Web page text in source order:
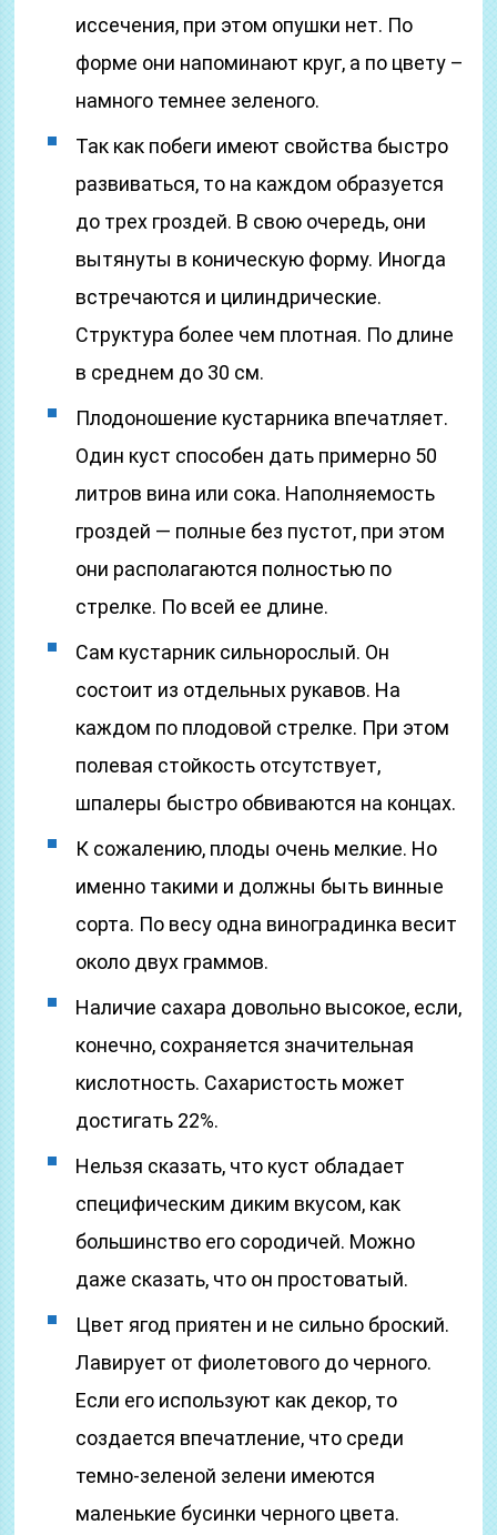
иссечения, при этом опушки нет. По
форме они напоминают круг, а по цвету –
намного темнее зеленого.
Так как побеги имеют свойства быстро
развиваться, то на каждом образуется
до трех гроздей. В свою очередь, они
вытянуты в коническую форму. Иногда
встречаются и цилиндрические.
Структура более чем плотная. По длине
в среднем до 30 см.
Плодоношение кустарника впечатляет.
Один куст способен дать примерно 50
литров вина или сока. Наполняемость
гроздей — полные без пустот, при этом
они располагаются полностью по
стрелке. По всей ее длине.
Сам кустарник сильнорослый. Он
состоит из отдельных рукавов. На
каждом по плодовой стрелке. При этом
полевая стойкость отсутствует,
шпалеры быстро обвиваются на концах.
К сожалению, плоды очень мелкие. Но
именно такими и должны быть винные
сорта. По весу одна виноградинка весит
около двух граммов.
Наличие сахара довольно высокое, если,
конечно, сохраняется значительная
кислотность. Сахаристость может
достигать 22%.
Нельзя сказать, что куст обладает
специфическим диким вкусом, как
большинство его сородичей. Можно
даже сказать, что он простоватый.
Цвет ягод приятен и не сильно броский.
Лавирует от фиолетового до черного.
Если его используют как декор, то
создается впечатление, что среди
темно-зеленой зелени имеются
маленькие бусинки черного цвета.